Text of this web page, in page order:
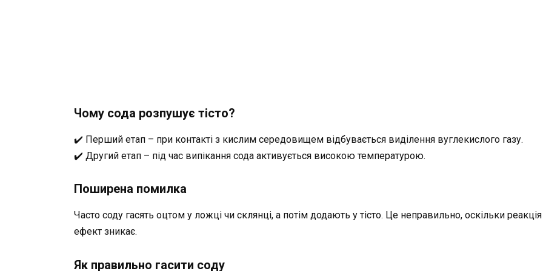
Чому сода розпушує тісто?
✔️ Перший етап – при контакті з кислим середовищем відбувається виділення вуглекислого газу.
✔️ Другий етап – під час випікання сода активується високою температурою.
Поширена помилка
Часто соду гасять оцтом у ложці чи склянці, а потім додають у тісто. Це неправильно, оскільки
ефект зникає.
Як правильно гасити соду